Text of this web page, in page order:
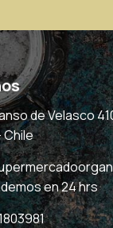
de Velasco
Chile
en 24 hrs